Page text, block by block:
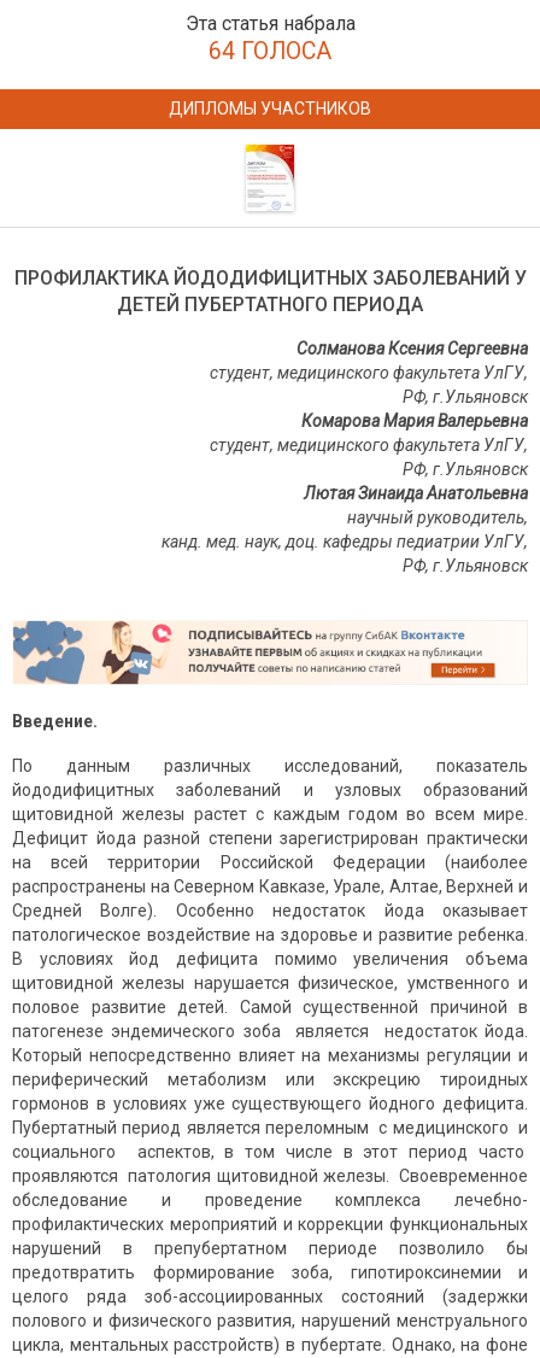
Эта статья набрала
64 ГОЛОСА
ДИПЛОМЫ УЧАСТНИКОВ
ПРОФИЛАКТИКА ЙОДОДИФИЦИТНЫХ ЗАБОЛЕВАНИЙ У
ДЕТЕЙ ПУБЕРТАТНОГО ПЕРИОДА
Солманова Ксения Сергеевна
студент, медицинского факультета УлГУ,
РФ, г.Ульяновск
Комарова Мария Валерьевна
студент, медицинского факультета УлГУ,
РФ, г.Ульяновск
Лютая Зинаида Анатольевна
научный руководитель,
канд. мед. наук, доц. кафедры педиатрии УлГУ,
РФ, г.Ульяновск
Введение.
По данным различных исследований, показатель
йододифицитных заболеваний и узловых образований
щитовидной железы растет с каждым годом во всем мире.
Дефицит йода разной степени зарегистрирован практически
на всей территории Российской Федерации (наиболее
распространены на Северном Кавказе, Урале, Алтае, Верхней и
Средней Волге). Особенно недостаток йода оказывает
патологическое воздействие на здоровье и развитие ребенка.
В условиях йод дефицита помимо увеличения объема
щитовидной железы нарушается физическое, умственного и
половое развитие детей. Самой существенной причиной в
патогенезе эндемического зоба является недостаток йода.
Который непосредственно влияет на механизмы регуляции и
периферический метаболизм или экскрецию тироидных
гормонов в условиях уже существующего йодного дефицита.
Пубертатный период является переломным с медицинского и
социального аспектов, в том числе в этот период часто
проявляются патология щитовидной железы. Своевременное
обследование и проведение комплекса лечебно-
профилактических мероприятий и коррекции функциональных
нарушений в препубертатном периоде позволило бы
предотвратить формирование зоба, гипотироксинемии и
целого ряда зоб-ассоциированных состояний (задержки
полового и физического развития, нарушений менструального
цикла, ментальных расстройств) в пубертате. Однако, на фоне